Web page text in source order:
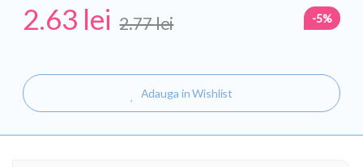
2.63 lei 2.77lei -5%
Adauga in Wishlist